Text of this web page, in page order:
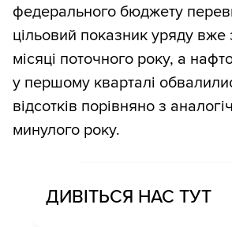
федерального бюджету
цільовий показник уряду вже
місяці поточного року, а
у першому кварталі
відсотків порівняно з
минулого року.
ДИВІТЬСЯ НАС ТУТ